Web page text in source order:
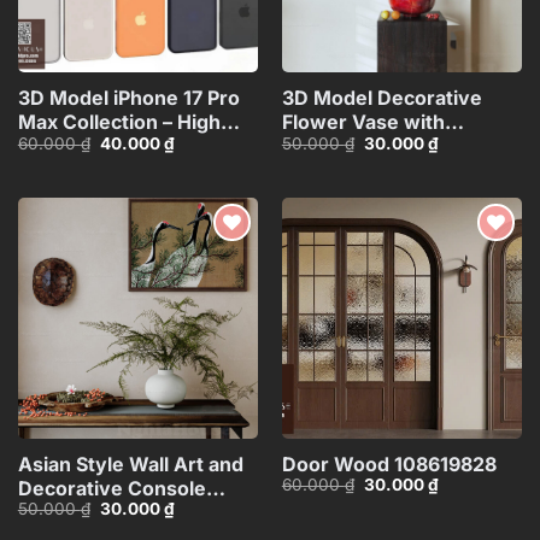
3D Model iPhone 17 Pro
Max Collection – High
Quality Smartphone
60.000₫ Giá
40.000₫Giá
hiện
40.000 ₫.
3D Model Decorative
Flower Vase with
Branches – 3ds
50.000₫ Giá
30.000₫Giá
hiện
30.000 ₫.
Add to
wishlist
Asian Style Wall Art and
Decorative Console
Table_101474081
50.000₫ Giá
30.000₫Giá
hiện
Add to
wishlist
Door Wood 108619828
60.000₫ Giá
30.000₫Giá
hiện